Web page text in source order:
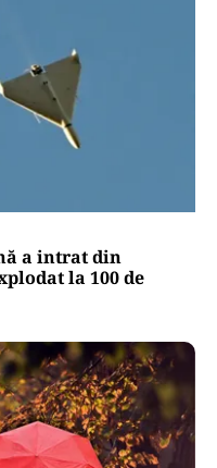
a intrat din
la 100 de